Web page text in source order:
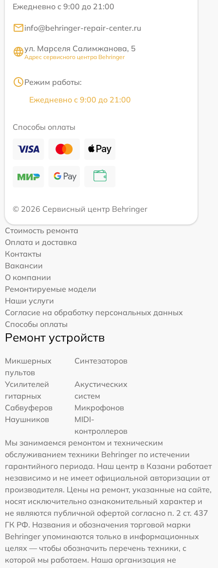
Ежедневно с 9:00 до 21:00
info@behringer-repair-center.ru
ул. Марселя Салимжанова, 5
Адрес сервисного центра Behringer
Режим работы:
Ежедневно с 9:00 до 21:00
Способы оплаты
© 2026 Сервисный центр Behringer
Стоимость ремонта
Оплата и доставка
Контакты
Вакансии
О компании
Ремонтируемые модели
Наши услуги
Согласие на обработку персональных данных
Способы оплаты
Ремонт устройств
Микшерных
пультов
Синтезаторов
Усилителей
гитарных
Акустических
систем
Сабвуферов
Микрофонов
Наушников
MIDI-
контроллеров
Мы занимаемся ремонтом и техническим
обслуживанием техники Behringer по истечении
гарантийного периода. Наш центр в Казани работает
независимо и не имеет официальной авторизации от
производителя. Цены на ремонт, указанные на сайте,
носят исключительно ознакомительный характер и
не являются публичной офертой согласно п. 2 ст. 437
ГК РФ. Названия и обозначения торговой марки
Behringer упоминаются только в информационных
целях — чтобы обозначить перечень техники, с
которой мы работаем. Наша организация не